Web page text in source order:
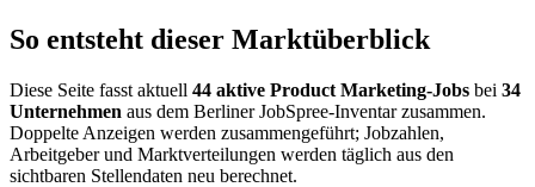
So entsteht dieser Marktüberblick
Diese Seite fasst aktuell 44 aktive Product Marketing-Jobs bei 34
Unternehmen aus dem Berliner JobSpree-Inventar zusammen.
Doppelte Anzeigen werden zusammengeführt; Jobzahlen,
Arbeitgeber und Marktverteilungen werden täglich aus den
sichtbaren Stellendaten neu berechnet.